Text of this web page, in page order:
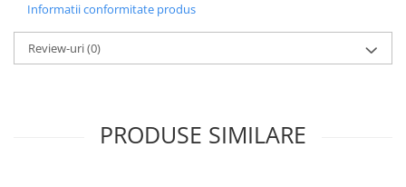
Informatii conformitate produs
Review-uri(0)
PRODUSE SIMILARE